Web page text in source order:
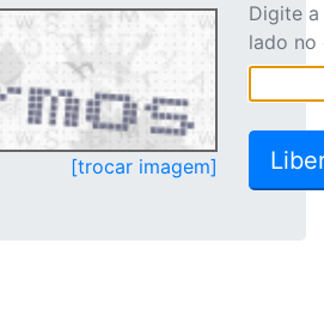
[trocar imagem]
Digite
lado no